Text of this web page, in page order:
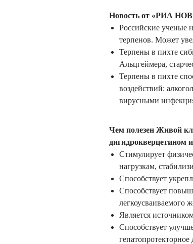
Новость от «РИА
Российские ученые
терпенов. Может
Терпены в пихте
Альцгеймера,
Терпены в пихте
воздействий:
вирусными
Чем полезен Живой
дигидрокверцетином
Стимулирует
нагрузкам,
Способствует
Способствует
легкоусваиваемого
Является
Способствует
гепатопротекторное